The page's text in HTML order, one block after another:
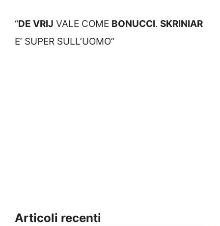
“DE VRIJ VALE COME BONUCCI. SKRINIAR
E’ SUPER SULL’UOMO”
Articoli recenti